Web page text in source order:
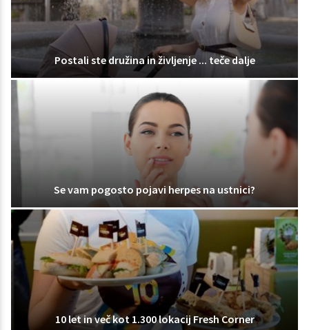
Postali ste družina in življenje ... teče dalje
Se vam pogosto pojavi herpes na ustnici?
10 let in več kot 1.300 lokacij Fresh Corner